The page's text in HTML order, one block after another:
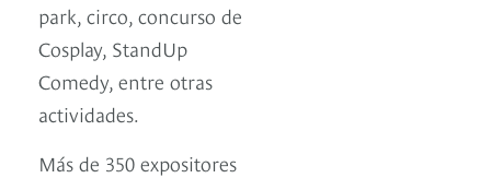
park, circo, concurso de
Cosplay, StandUp
Comedy, entre otras
actividades.
Más de 350 expositores